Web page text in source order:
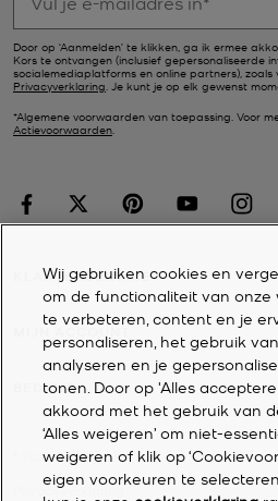
Door op ‘Aanmelden’ te klikken, ga ik ermee
Kors te ontvangen (inclusief gepersonaliseerde
socialemediaplatforms en online partners), zoals
Privacyverklaring. Je kunt je op elk gewenst
*Algemene voorwaarden van toepassing. Voor
Actievoorwaarden.
KLANTENSERVICE
BEDRIJF
2026Michael Kors
Privacyverklaring
Wij gebruiken cookies en
om de functionaliteit van onze
te verbeteren, content en je
personaliseren, het gebruik
analyseren en je
tonen. Door op 'Alles
akkoord met het gebruik van
‘Alles weigeren’ om niet-
weigeren of klik op
eigen voorkeuren te